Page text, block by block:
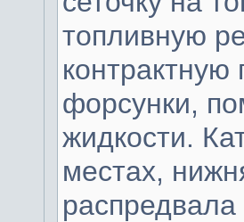
топливную
контрактную
форсунки,
жидкости.
местах,